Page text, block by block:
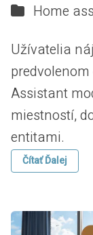
Home
Užívatelia
Assistant
miestností,
entitami.
Čítať Ďalej